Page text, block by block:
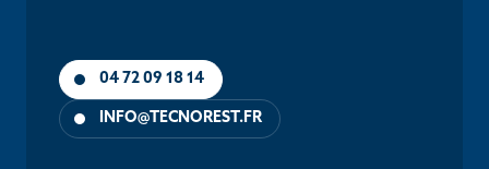
04 72 09 18 14
INFO@TECNOREST.FR